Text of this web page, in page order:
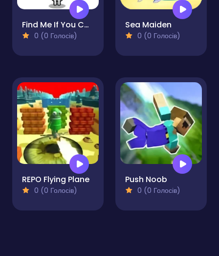
Find Me If You Can
0 (0 Голосів)
Sea Maiden
0 (0 Голосів)
REPO Flying Plane
0 (0 Голосів)
Push Noob
0 (0 Голосів)